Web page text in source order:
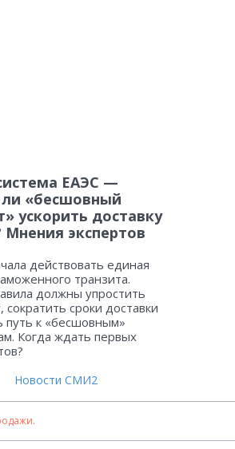
ЕАЭС —
ли «бесшовный
ускорить доставку
Мнения экспертов
действовать единая
транзита.
должны упростить
сократить сроки доставки
путь к «бесшовным»
Когда ждать первых
Новости СМИ2
.